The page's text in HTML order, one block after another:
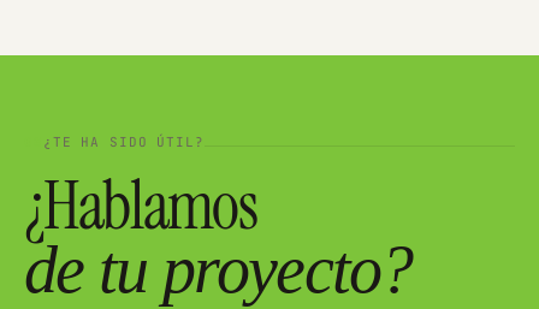
¿TE HA SIDO ÚTIL?
¿Hablamos
de tu proyecto?